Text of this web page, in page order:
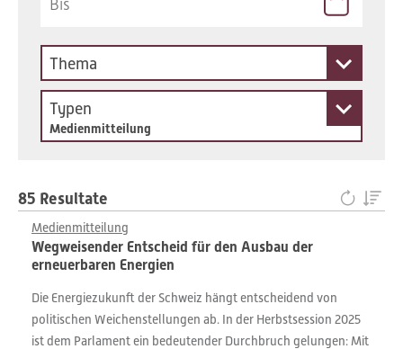
Thema
Typen
Medienmitteilung
85 Resultate
Medienmitteilung
Wegweisender Entscheid für den Ausbau der
erneuerbaren Energien
Die Energiezukunft der Schweiz hängt entscheidend von
politischen Weichenstellungen ab. In der Herbstsession 2025
ist dem Parlament ein bedeutender Durchbruch gelungen: Mit